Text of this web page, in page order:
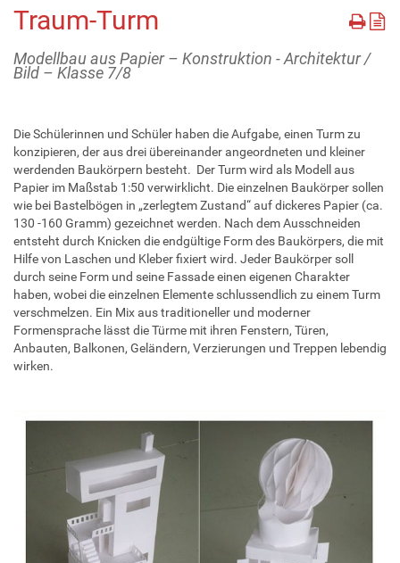
Traum-Turm
Modellbau aus Papier – Konstruktion - Architektur /
Bild – Klasse 7/8
Die Schülerinnen und Schüler haben die Aufgabe, einen Turm zu
konzipieren, der aus drei übereinander angeordneten und kleiner
werdenden Baukörpern besteht. Der Turm wird als Modell aus
Papier im Maßstab 1:50 verwirklicht. Die einzelnen Baukörper sollen
wie bei Bastelbögen in „zerlegtem Zustand“ auf dickeres Papier (ca.
130 -160 Gramm) gezeichnet werden. Nach dem Ausschneiden
entsteht durch Knicken die endgültige Form des Baukörpers, die mit
Hilfe von Laschen und Kleber fixiert wird. Jeder Baukörper soll
durch seine Form und seine Fassade einen eigenen Charakter
haben, wobei die einzelnen Elemente schlussendlich zu einem Turm
verschmelzen. Ein Mix aus traditioneller und moderner
Formensprache lässt die Türme mit ihren Fenstern, Türen,
Anbauten, Balkonen, Geländern, Verzierungen und Treppen lebendig
wirken.